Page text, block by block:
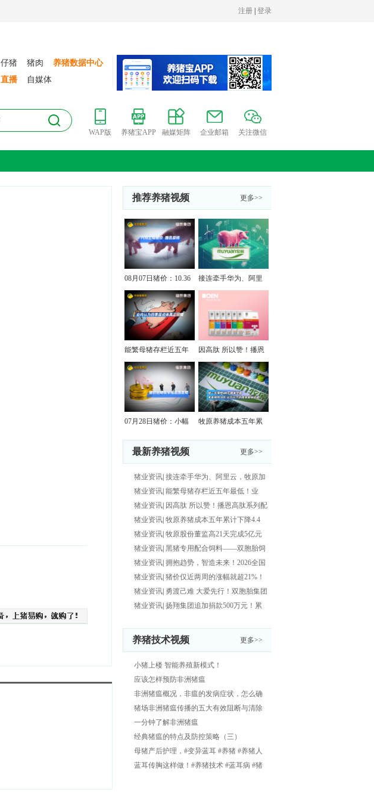
仔猪 猪肉
养猪数据中心
直播 自媒体
WAP版 养猪宝APP 融媒矩阵 企业邮箱 关注微信
推荐养猪视频 更多>>
08月07日猪价：10.36
元/公斤！
接连牵手华为、阿里
云，牧原加
能繁母猪存栏近五年
最低！业内
因高肽 所以赞！播恩
高肽系列
07月28日猪价：小幅
牧原养猪成本五年累
最新养猪视频 更多>>
猪业资讯 接连牵手华为、阿里云，牧原加
速布局“AI养猪”！
猪业资讯 能繁母猪存栏近五年最低！业
内：四季度或迎真正回暖！
猪业资讯 因高肽 所以赞！播恩高肽系列配
合饲料，全阶段养猪更省
猪业资讯 牧原养猪成本五年累计下降4.4
元/公斤左右！进一步深挖600
猪业资讯 牧原股份董监高21天完成5亿元
增持！承诺一年不减持！
猪业资讯 黑猪专用配合饲料——双胞胎饲
料黑猪王！能吃能长、日增
猪业资讯 拥抱趋势，智造未来！2026全国
猪业数影科技研学第二站走
猪业资讯 猪价仅近两周的涨幅就超21%！
仔猪价格多地冲破300元关口！
猪业资讯 勇渡己难 大爱先行！双胞胎集团
捐赠1000万元物资！驰援
猪业资讯 扬翔集团追加捐款500万元！累
养猪技术视频 更多>>
小猪上楼 智能养殖新模式！
应该怎样预防非洲猪瘟
非洲猪瘟概况，非瘟的发病症状，怎么确
猪场非洲猪瘟传播的五大有效阻断与清除
关键技术生物安全
一分钟了解非洲猪瘟
经典猪瘟的特点及防控策略（三）
母猪产后护理，#变异蓝耳 #养猪 #养猪人
#猪场 #养猪技术
蓝耳传胸这样做！#养猪技术 #蓝耳病 #猪